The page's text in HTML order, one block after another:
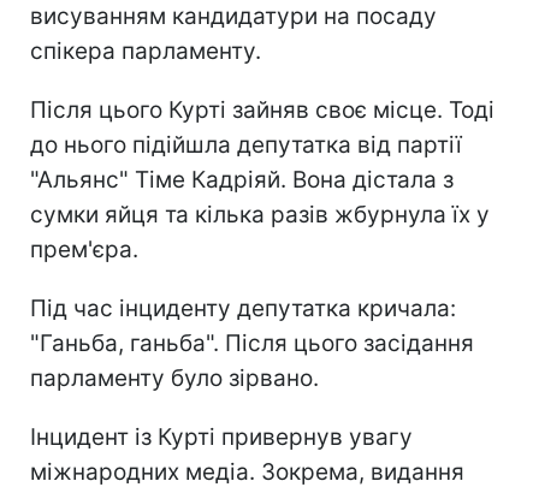
висуванням кандидатури на посаду
спікера парламенту.
Після цього Курті зайняв своє місце. Тоді
до нього підійшла депутатка від партії
"Альянс" Тіме Кадріяй. Вона дістала з
сумки яйця та кілька разів жбурнула їх у
прем'єра.
Під час інциденту депутатка кричала:
"Ганьба, ганьба". Після цього засідання
парламенту було зірвано.
Інцидент із Курті привернув увагу
міжнародних медіа. Зокрема, видання